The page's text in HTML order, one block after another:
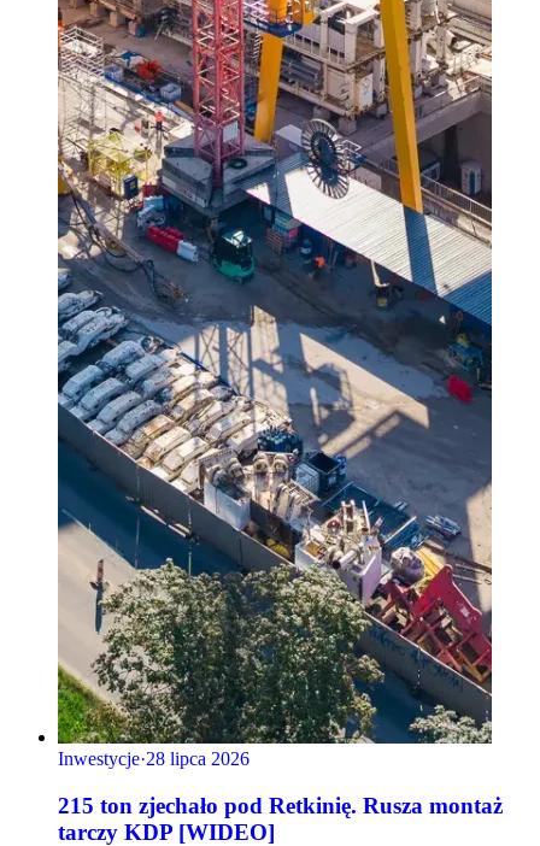
Inwestycje·28 lipca 2026
215 ton zjechało pod Retkinię. Rusza montaż
tarczy KDP [WIDEO]